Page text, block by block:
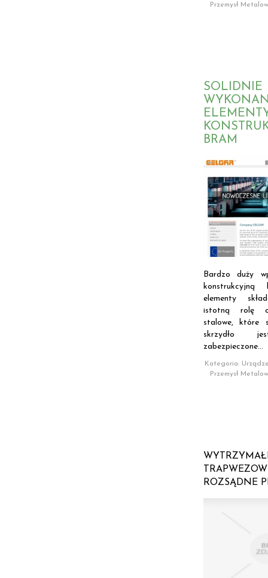
Przemysł
SOLIDNIE
BRAM
Bardzo duży
elementy
istotną rolę
stalowe, które
skrzydło
zabezpieczone...
Kategoria:
Przemysł
ROZSĄDNE